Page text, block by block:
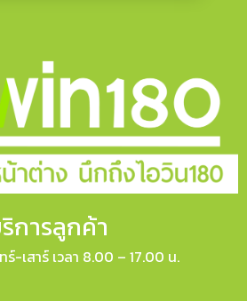
การลูกค้า
ร์-เสาร์ เวลา 8.00 – 17.00 น.